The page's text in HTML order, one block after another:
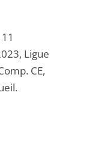
Ligue
CE,